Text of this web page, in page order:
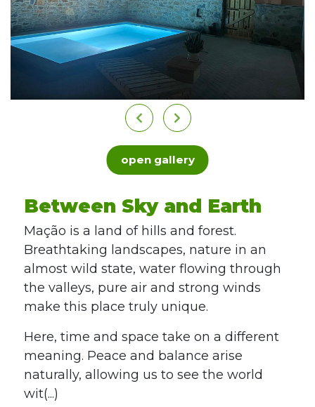
open gallery
Between Sky and Earth
Mação is a land of hills and forest.
Breathtaking landscapes, nature in an
almost wild state, water flowing through
the valleys, pure air and strong winds
make this place truly unique.
Here, time and space take on a different
meaning. Peace and balance arise
naturally, allowing us to see the world
wit(...)